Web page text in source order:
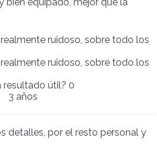
bien equipado, mejor que la
ruidoso, sobre todo los
ruidoso, sobre todo los
resultado útil? 0
3 años
detalles, por el resto personal y